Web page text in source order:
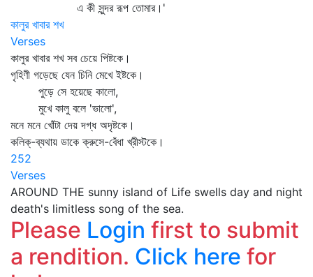
এ কী সুন্দর রূপ তোমার।'
কালুর খাবার শখ
Verses
কালুর খাবার শখ সব চেয়ে পিষ্টকে।
গৃহিণী গড়েছে যেন চিনি মেখে ইষ্টকে।
পুড়ে সে হয়েছে কালো,
মুখে কালু বলে 'ভালো',
মনে মনে খোঁটা দেয় দগ্ধ অদৃষ্টকে।
কলিক্‌-ব্যথায় ডাকে ক্রুসে-বেঁধা খ্রীস্টকে।
252
Verses
AROUND THE sunny island of Life swells day and night
death's limitless song of the sea.
Please Login first to submit
a rendition. Click here for